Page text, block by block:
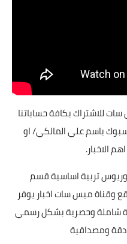
للاشتراك بكافة حساباتنا
باسم علي المالكي/ او
تربية اساسية قسم
وقناة ميس سات اخبار يوفر
شاملة وحصرية بشكل رسمي
دقة ومصداقية